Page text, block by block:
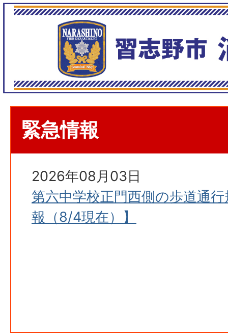
緊急情報
2026年08月03日
第六中学校正門西側の歩道通
報（8/4現在）】